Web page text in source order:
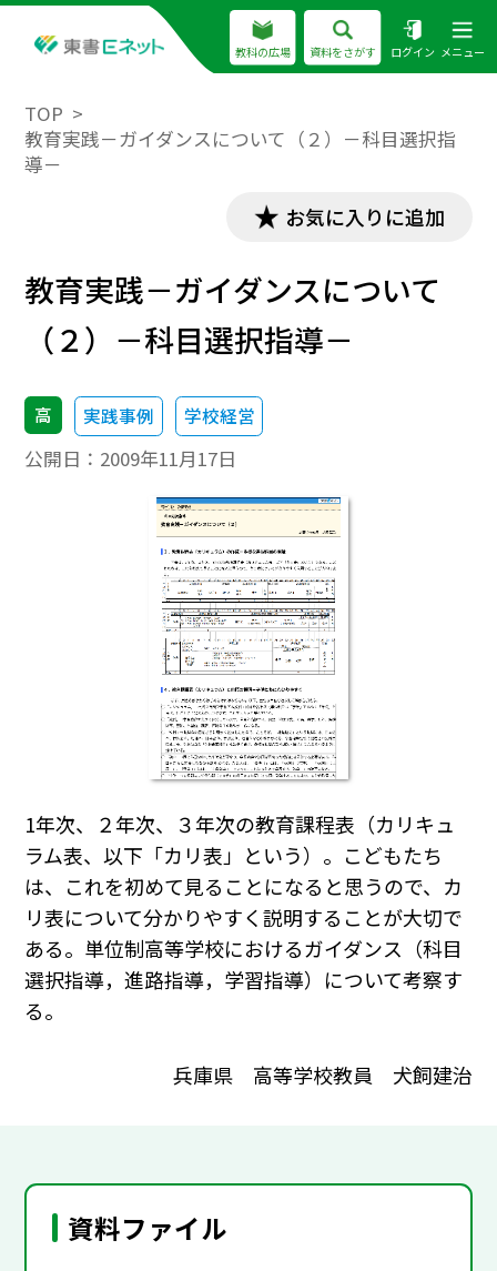
教科の広場 資料をさがす ログイン メニュー
TOP
教育実践－ガイダンスについて（２）－科目選択指
導－
お気に入りに追加
教育実践－ガイダンスについて
（２）－科目選択指導－
高 実践事例 学校経営
公開日： 2009年11月17日
1年次、２年次、３年次の教育課程表（カリキュ
ラム表、以下「カリ表」という）。こどもたち
は、これを初めて見ることになると思うので、カ
リ表について分かりやすく説明することが大切で
ある。単位制高等学校におけるガイダンス（科目
選択指導，進路指導，学習指導）について考察す
る。
兵庫県 高等学校教員 犬飼建治
資料ファイル